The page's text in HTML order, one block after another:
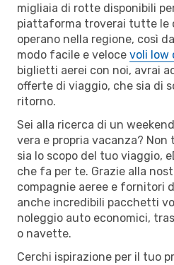
migliaia di rotte disponibili
piattaforma troverai tutte le
operano nella regione, così
modo facile e veloce voli low
biglietti aerei con noi, avrai
offerte di viaggio, che sia di
ritorno.
Sei alla ricerca di un
vera e propria vacanza? Non
sia lo scopo del tuo viaggio,
che fa per te. Grazie alla
compagnie aeree e fornitori
anche incredibili pacchetti
noleggio auto economici,
o navette.
Cerchi ispirazione per il tuo